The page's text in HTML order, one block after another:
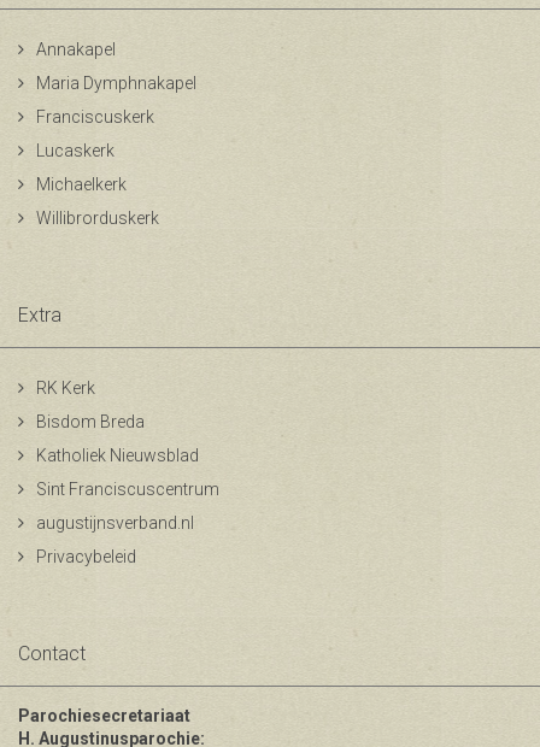
Annakapel
Maria Dymphnakapel
Franciscuskerk
Lucaskerk
Michaelkerk
Willibrorduskerk
Extra
RK Kerk
Bisdom Breda
Katholiek Nieuwsblad
Sint Franciscuscentrum
augustijnsverband.nl
Privacybeleid
Contact
Parochiesecretariaat
H. Augustinusparochie: